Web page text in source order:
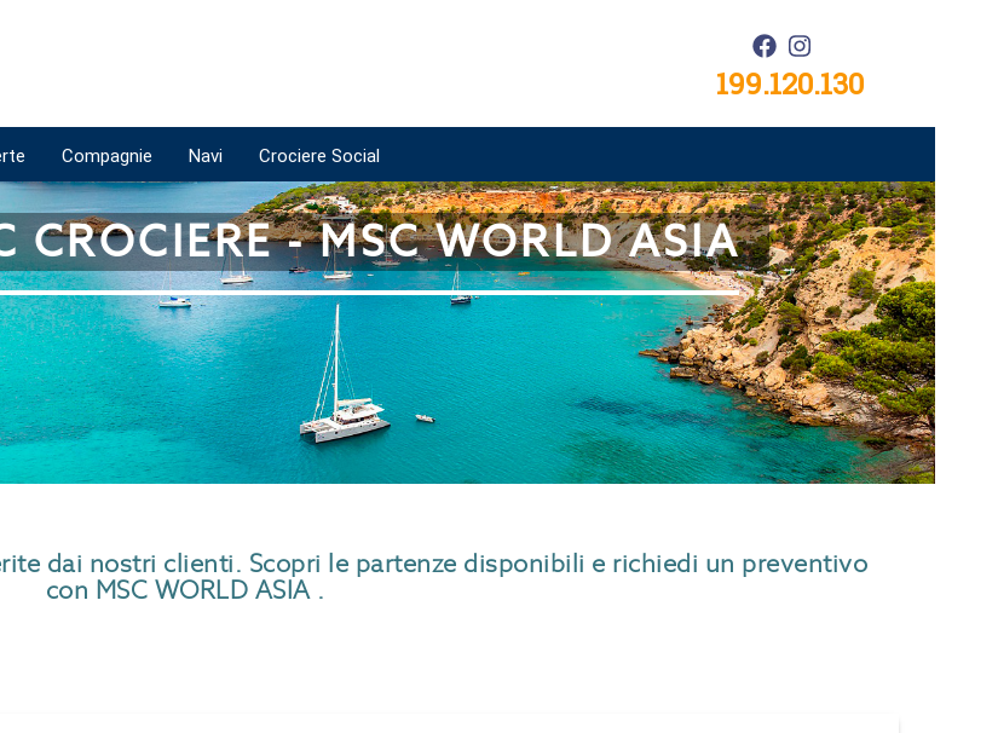
199.120.130
Compagnie Navi Crociere Social
CROCIERE - MSC WORLD ASIA
dai nostri clienti. Scopri le partenze disponibili e richiedi un preventivo
con MSC WORLD ASIA .